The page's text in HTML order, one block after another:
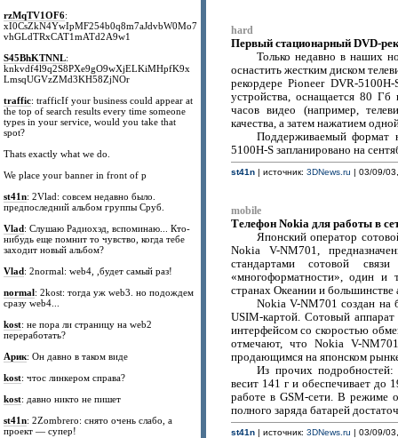
rzMqTV1OF6:
xI0CsZkN4YwIpMF254b0q8m7aJdvbW0Mo7
vhGLdTRxCAT1mATd2A9w1
S45BhKTNNL:
knkvdf4l9q2S8PXe9gO9wXjELKiMHpfK9x
LmsqUGVzZMd3KH58ZjNOr
traffic: trafficIf your business could appear at
the top of search results every time someone
types in your service, would you take that
spot?
Thats exactly what we do.
We place your banner in front of p
st41n: 2Vlad: совсем недавно было.
предпоследний альбом группы Сруб.
Vlad: Слушаю Радиохэд, вспоминаю... Кто-
нибудь еще помнит то чувство, когда тебе
заходит новый альбом?
Vlad: 2normal: web4, ,будет самый раз!
normal: 2kost: тогда уж web3. но подождем
сразу web4...
kost: не пора ли страницу на web2
переработать?
Арик: Он давно в таком виде
kost: чтос линкером справа?
kost: давно никто не пишет
st41n: 2Zombrero: снято очень слабо, а
проект — супер!
hard
Первый стационарный DVD-
Только недавно в наших
оснастить жестким диском
рекордере Pioneer DVR-
устройства, оснащается 80
часов видео (например,
качества, а затем нажатием
Поддерживаемый формат
5100H-S запланировано на
st41n| источник: 3DNews.ru | 03/09/
mobile
Телефон Nokia для работы в
Японский оператор
Nokia V-NM701,
стандартами сотовой
«многоформатности», один и
странах Океании и большинстве
Nokia V-NM701 создан на
USIM-картой. Сотовый
интерфейсом со скоростью
отмечают, что Nokia V-
продающимся на японском
Из прочих подробностей:
весит 141 г и обеспечивает до
работе в GSM-сети. В режиме
полного заряда батарей
st41n| источник: 3DNews.ru | 03/09/